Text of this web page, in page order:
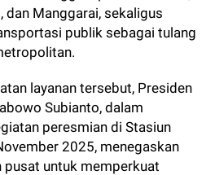
dan Manggarai, sekaligus
publik sebagai tulang
layanan tersebut, Presiden
Subianto, dalam
peresmian di Stasiun
2025, menegaskan
untuk memperkuat